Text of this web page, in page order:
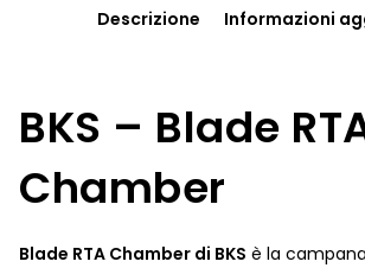
Descrizione Informazioni
BKS – Blade
Chamber
Blade RTA Chamber di BKS è la